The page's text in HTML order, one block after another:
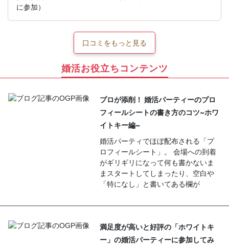
に参加）
口コミをもっと見る
婚活お役立ちコンテンツ
プロが添削！ 婚活パーティーのプロ
フィールシートの書き方のコツ~ホワ
イトキー編~
婚活パーティでほぼ配布される「プ
ロフィールシート」。 会場への到着
がギリギリになって何も書かないま
まスタートしてしまったり、空白や
「特になし」と書いてある欄が
満足度が高いと好評の「ホワイトキ
ー」の婚活パーティーに参加してみ